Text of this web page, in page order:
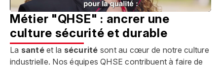
Mute
Métier "QHSE" : ancrer une
culture sécurité et durable
La santéet la sécurité sont au cœur de notre culture
industrielle. Nos équipes QHSE contribuent à faire de